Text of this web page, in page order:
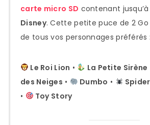
carte micro SD contenant jusqu’à
Disney. Cette petite puce de 2
de tous vos personnages préférés :
Le Roi Lion • La Petite Sirène
des Neiges • Dumbo •
•
Toy Story